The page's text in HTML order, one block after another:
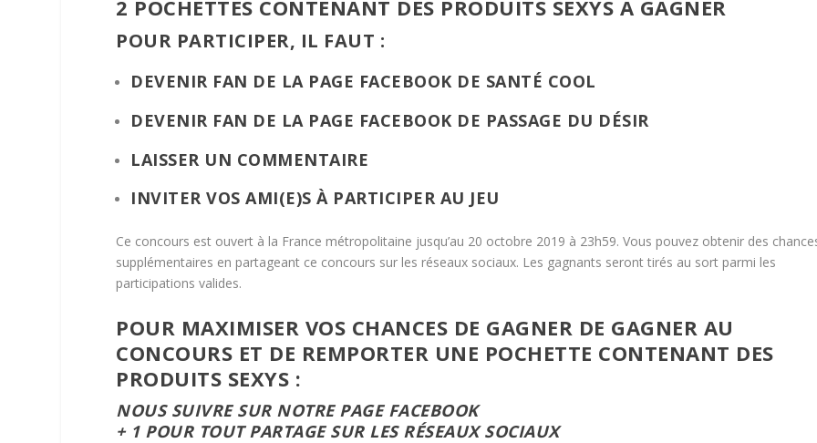
2 POCHETTES CONTENANT DES PRODUITS SEXYS A GAGNER
POUR PARTICIPER, IL FAUT :
DEVENIR FAN DE LA PAGE FACEBOOK DE SANTÉ COOL
DEVENIR FAN DE LA PAGE FACEBOOK DE PASSAGE DU DÉSIR
LAISSER UN COMMENTAIRE
INVITER VOS AMI(E)S À PARTICIPER AU JEU
Ce concours est ouvert à la France métropolitaine jusqu’au 20 octobre 2019 à 23h59. Vous pouvez obtenir des
supplémentaires en partageant ce concours sur les réseaux sociaux. Les gagnants seront tirés au sort parmi les
participations valides.
POUR MAXIMISER VOS CHANCES DE GAGNER DE GAGNER AU
CONCOURS ET DE REMPORTER UNE POCHETTE CONTENANT DES
PRODUITS SEXYS :
NOUS SUIVRE SUR NOTRE PAGE FACEBOOK
+ 1 POUR TOUT PARTAGE SUR LES RÉSEAUX SOCIAUX